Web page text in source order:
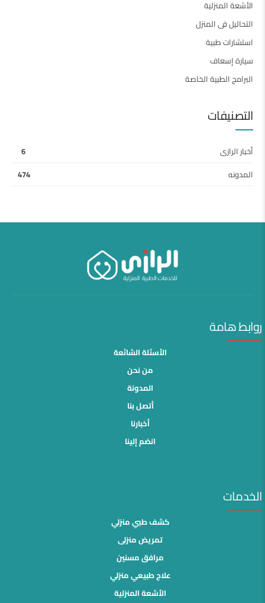
الأشعة المنزلية
التحاليل فى المنزل
استشارات طبية
سيارة إسعاف
البرامج الطبية الخاصة
التصنيفات
أخبار الرازى
6
المدونه
474
روابط هامة
الأسئلة الشائعة
من نحن
المدونة
أتصل بنا
أخبارنا
انضم إلينا
الخدمات
كشف طبي منزلي
تمريض منزلى
مرافق مسنين
علاج طبيعي منزلي
الأشعة المنزلية